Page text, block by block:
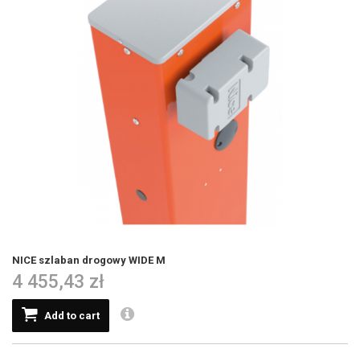
NICE szlaban drogowy WIDE M
4 455,43 zł
Add to cart